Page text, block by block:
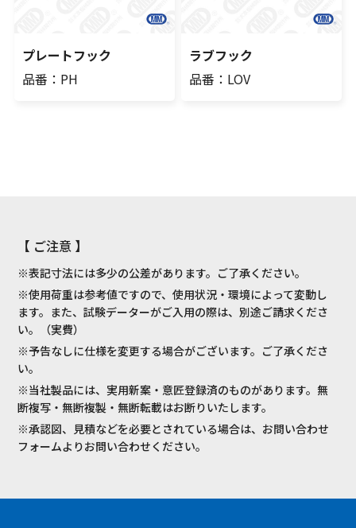
プレートフック
品番：PH
ラブフック
品番：LOV
【 ご注意 】
※表記寸法には多少の公差があります。ご了承ください。
※使用荷重は参考値ですので、使用状況・環境によって変動し
ます。また、試験データーがご入用の際は、別途ご請求くださ
い。（実費）
※予告なしに仕様を変更する場合がございます。ご了承くださ
い。
※当社製品には、実用新案・意匠登録済のものがあります。無
断複写・無断複製・無断転載はお断りいたします。
※承認図、見積などを必要とされている場合は、お問い合わせ
フォームよりお問い合わせください。